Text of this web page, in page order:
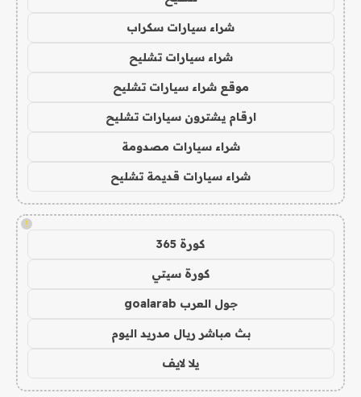
شراء سيارات سكراب
شراء سيارات تشليح
موقع شراء سيارات تشليح
ارقام يشترون سيارات تشليح
شراء سيارات مصدومة
شراء سيارات قديمة تشليح
!
كورة 365
كورة سيتي
جول العرب goalarab
بث مباشر ريال مدريد اليوم
يلا لايف